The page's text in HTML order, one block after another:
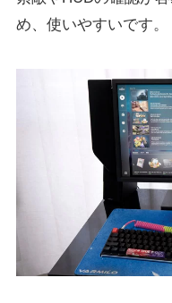
め、使いやすいです。